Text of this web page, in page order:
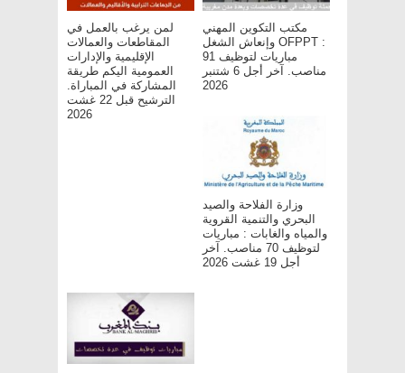
لمن يرغب بالعمل في
المقاطعات والعمالات
الإقليمية والإدارات
العمومية اليكم طريقة
المشاركة في المباراة.
الترشيح قبل 22 غشت
2026
مكتب التكوين المهني
وإنعاش الشغل OFPPT :
مباريات لتوظيف 91
مناصب. آخر أجل 6 شتنبر
2026
وزارة الفلاحة والصيد
البحري والتنمية القروية
والمياه والغابات : مباريات
لتوظيف 70 مناصب. آخر
أجل 19 غشت 2026